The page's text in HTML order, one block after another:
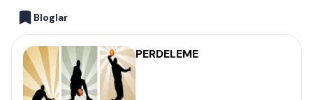
Bloglar
PERDELEME